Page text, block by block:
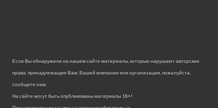
Если Вы обнаружили на нашем сайте материалы, которые нарушают авторские
права, принадлежащие Вам, Вашей компании или организации, пожалуйста,
сообщите нам.
На сайте могут быть опубликованы материалы 18+!